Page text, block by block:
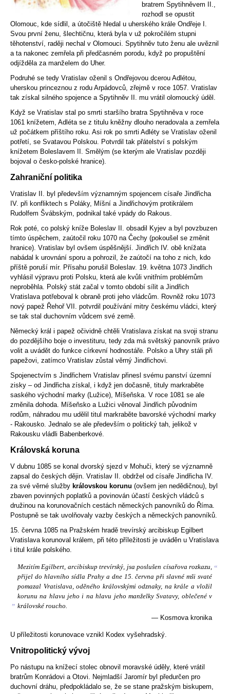
bratrem Spytihněvem II.,
rozhodl se opustit
Olomouc, kde sídlil, a útočiště hledal u uherského krále Ondřeje I.
Svou první ženu, šlechtičnu, která byla v už pokročilém stupni
těhotenství, raději nechal v Olomouci. Spytihněv tuto ženu ale uvěznil
a ta nakonec zemřela při předčasném porodu, když po propuštění
odjížděla za manželem do Uher.
Podruhé se tedy Vratislav oženil s Ondřejovou dcerou Adlétou,
uherskou princeznou z rodu Arpádovců, zřejmě v roce 1057. Vratislav
tak získal silného spojence a Spytihněv II. mu vrátil olomoucký úděl.
Když se Vratislav stal po smrti staršího bratra Spytihněva v roce
1061 knížetem, Adléta se z titulu kněžny dlouho neradovala a zemřela
už počátkem příštího roku. Asi rok po smrti Adléty se Vratislav oženil
potřetí, se Svatavou Polskou. Potvrdil tak přátelství s polským
knížetem Boleslavem II. Smělým (se kterým ale Vratislav později
bojoval o česko-polské hranice).
Zahraniční politika
Vratislav II. byl především významným spojencem císaře Jindřicha
IV. při konfliktech s Poláky, Míšní a Jindřichovým protikrálem
Rudolfem Švábským, podnikal také vpády do Rakous.
Rok poté, co polský kníže Boleslav II. obsadil Kyjev a byl povzbuzen
tímto úspěchem, zaútočil roku 1070 na Čechy (pokoušel se změnit
hranice). Vratislav byl ovšem úspěšnější. Jindřich IV. obě knížata
nabádal k urovnání sporu a pohrozil, že zaútočí na toho z nich, kdo
příště poruší mír. Přísahu porušil Boleslav. 19. května 1073 Jindřich
vyhlásil výpravu proti Polsku, která ale kvůli vnitřním problémům
neproběhla. Polský stát začal v tomto období sílit a Jindřich
Vratislava potřeboval k obraně proti jeho vládcům. Rovněž roku 1073
nový papež Řehoř VII. potvrdil používání mitry českému vládci, který
se tak stal duchovním vůdcem své země.
Německý král i papež očividně chtěli Vratislava získat na svoji stranu
do pozdějšího boje o investituru, tedy zda má světský panovník právo
volit a uvádět do funkce církevní hodnostáře. Polsko a Uhry stáli při
papežovi, zatímco Vratislav zůstal věrný Jindřichovi.
Spojenectvím s Jindřichem Vratislav přinesl svému panství územní
zisky – od Jindřicha získal, i když jen dočasně, tituly markraběte
saského východní marky (Lužice), Míšeňska. V roce 1081 se ale
změnila dohoda. Míšeňsko a Lužici věnoval Jindřich původním
rodům, náhradou mu udělil titul markraběte bavorské východní marky
- Rakousko. Jednalo se ale především o politický tah, jelikož v
Rakousku vládli Babenberkové.
Královská koruna
V dubnu 1085 se konal dvorský sjezd v Mohuči, který se významně
zapsal do českých dějin. Vratislav II. obdržel od císaře Jindřicha IV.
za své věrné služby královskou korunu (ovšem jen nedědičnou), byl
zbaven povinných poplatků a povinován účastí českých vládců s
družinou na korunovačních cestách německých panovníků do Říma.
Postupně se tak uvolňovaly vazby českých a německých panovníků.
15. června 1085 na Pražském hradě trevírský arcibiskup Egilbert
Vratislava korunoval králem, při této příležitosti je uváděn u Vratislava
i titul krále polského.
„
Mezitím Egilbert, arcibiskup trevírský, jsa poslušen císařova rozkazu,
přijel do hlavního sídla Prahy a dne 15. června při slavné mši svaté
pomazal Vratislava, oděného královskými odznaky, na krále a vložil
korunu na hlavu jeho i na hlavu jeho manželky Svatavy, oblečené v
královské roucho.
“
— Kosmova kronika
U příležitosti korunovace vznikl Kodex vyšehradský.
Vnitropolitický vývoj
Po nástupu na knížecí stolec obnovil moravské úděly, které vrátil
bratrům Konrádovi a Otovi. Nejmladší Jaromír byl předurčen pro
duchovní dráhu, předpokládalo se, že se stane pražským biskupem,